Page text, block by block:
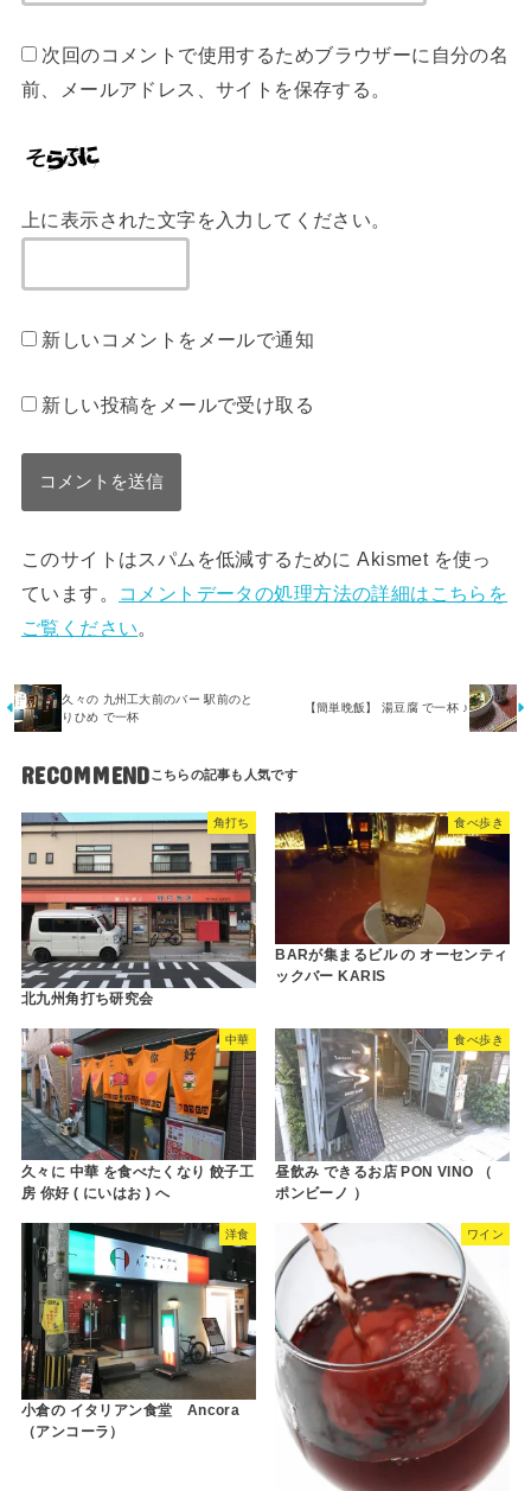
次回のコメントで使用するためブラウザーに自分の名
前、メールアドレス、サイトを保存する。
上に表示された文字を入力してください。
新しいコメントをメールで通知
新しい投稿をメールで受け取る
このサイトはスパムを低減するために Akismet を使っ
ています。
コメントデータの処理方法の詳細はこちらを
ご覧ください。
久々の 九州工大前のバー 駅前のと
りひめ で一杯
【簡単晩飯】 湯豆腐 で一杯 ♪
RECOMMEND
角打ち
北九州角打ち研究会
食べ歩き
BARが集まるビル の オーセンティ
ックバー KARIS
中華
久々に 中華 を食べたくなり 餃子工
房 你好 ( にいはお ) へ
食べ歩き
昼飲み できるお店 PON VINO （
ポンビーノ ）
洋食
小倉の イタリアン食堂 Ancora
（アンコーラ）
ワイン